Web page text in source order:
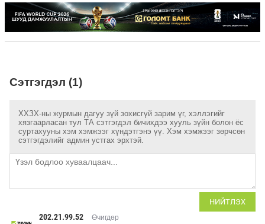
Сэтгэгдэл (1)
ХХЗХ-ны журмын дагуу зүй зохисгүй зарим үг, хэллэгийг
хязгаарласан тул ТА сэтгэгдэл бичихдээ хууль зүйн болон ёс
суртахууны хэм хэмжээг хүндэтгэнэ үү. Хэм хэмжээг зөрчсөн
сэтгэгдэлийг админ устгах эрхтэй.
НИЙТЛЭХ
202.21.99.52 Өчигдөр